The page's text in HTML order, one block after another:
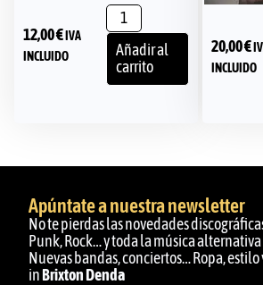
12,00€ IVA
INCLUIDO
Añadir al
carrito
20,00€
INCLUIDO
Apúntate a nuestra newsletter
No te pierdas las novedades
Punk, Rock… y toda la música
Nuevas bandas, conciertos… Ropa,
inBrixton Denda